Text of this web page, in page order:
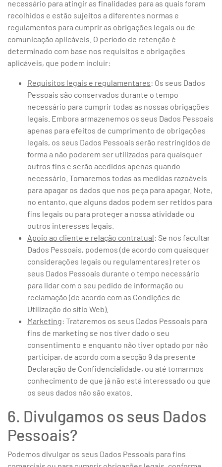
necessário para atingir as finalidades para as quais foram
recolhidos e estão sujeitos a diferentes normas e
regulamentos para cumprir as obrigações legais ou de
comunicação aplicáveis. O período de retenção é
determinado com base nos requisitos e obrigações
aplicáveis, que podem incluir:
Requisitos legais e regulamentares: Os seus Dados
Pessoais são conservados durante o tempo
necessário para cumprir todas as nossas obrigações
legais. Embora armazenemos os seus Dados Pessoais
apenas para efeitos de cumprimento de obrigações
legais, os seus Dados Pessoais serão restringidos de
forma a não poderem ser utilizados para quaisquer
outros fins e serão acedidos apenas quando
necessário. Tomaremos todas as medidas razoáveis
para apagar os dados que nos peça para apagar. Note,
no entanto, que alguns dados podem ser retidos para
fins legais ou para proteger a nossa atividade ou
outros interesses legais.
Apoio ao cliente e relação contratual: Se nos facultar
Dados Pessoais, podemos (de acordo com quaisquer
considerações legais ou regulamentares) reter os
seus Dados Pessoais durante o tempo necessário
para lidar com o seu pedido de informação ou
reclamação (de acordo com as Condições de
Utilização do sítio Web).
Marketing: Trataremos os seus Dados Pessoais para
fins de marketing se nos tiver dado o seu
consentimento e enquanto não tiver optado por não
participar, de acordo com a secção 9 da presente
Declaração de Confidencialidade, ou até tomarmos
conhecimento de que já não está interessado ou que
os seus dados não são exatos.
6. Divulgamos os seus Dados
Pessoais?
Podemos divulgar os seus Dados Pessoais para fins